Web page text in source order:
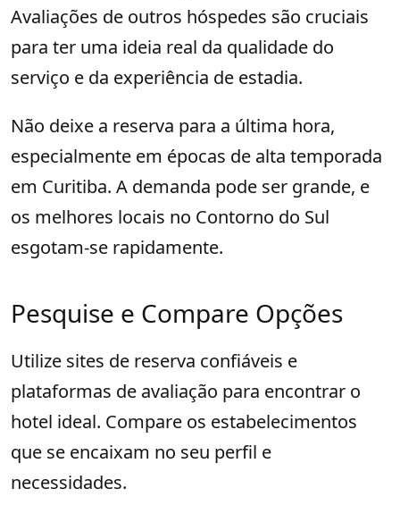
Avaliações de outros hóspedes são cruciais
para ter uma ideia real da qualidade do
serviço e da experiência de estadia.
Não deixe a reserva para a última hora,
especialmente em épocas de alta temporada
em Curitiba. A demanda pode ser grande, e
os melhores locais no Contorno do Sul
esgotam-se rapidamente.
Pesquise e Compare Opções
Utilize sites de reserva confiáveis e
plataformas de avaliação para encontrar o
hotel ideal. Compare os estabelecimentos
que se encaixam no seu perfil e
necessidades.